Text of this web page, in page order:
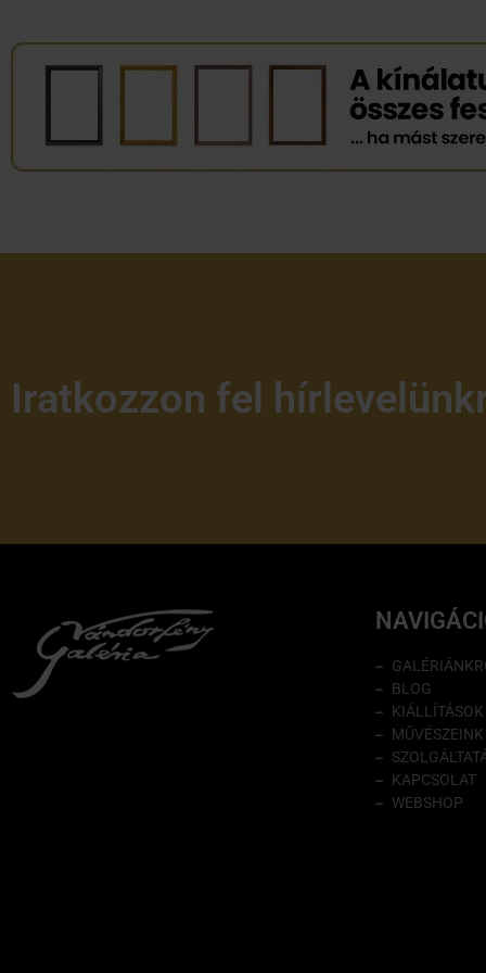
Iratkozzon fel
BLOG
KIÁLLÍTÁSOK
MŰVÉSZEINK
KAPCSOLAT
WEBSHOP